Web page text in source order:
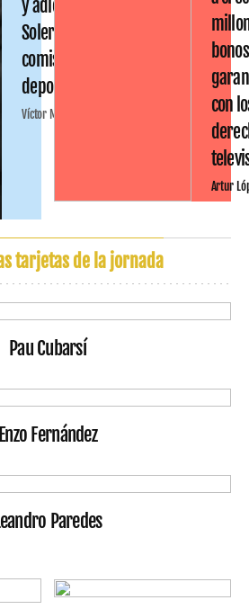
y adiós a Joan
Soler en la
comisión
deportiva
Víctor Malo
bonos
con
Artur
tarjetas de la jornada
Pau Cubarsí
Enzo Fernández
Paredes